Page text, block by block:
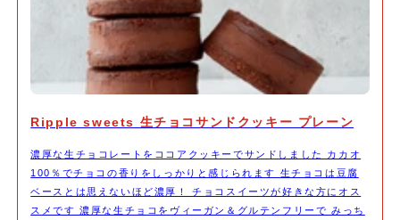
Ripple sweets 生チョコサンドクッキー プレーン
濃厚な生チョコレートをココアクッキーでサンドしました カカオ
100％でチョコの香りをしっかりと感じられます 生チョコは豆腐
ベースとは思えないほど濃厚！ チョコスイーツが好きな方にオス
スメです 濃厚な生チョコをヴィーガン＆グルテンフリーで みっち